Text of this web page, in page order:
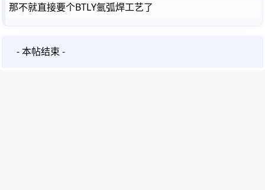
那不就直接要个BTLY氩弧焊工艺了
- 本帖结束 -